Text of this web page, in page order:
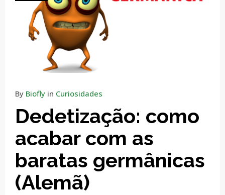
By Biofly in Curiosidades
Dedetização: como
acabar com as
baratas germânicas
(Alemã)